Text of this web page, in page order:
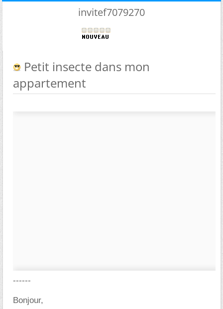
invitef7079270
Petit insecte dans mon
appartement
------
Bonjour,